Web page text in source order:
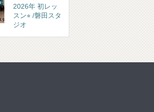
2026年 初レッ
スン⭐︎ /磐田スタ
ジオ